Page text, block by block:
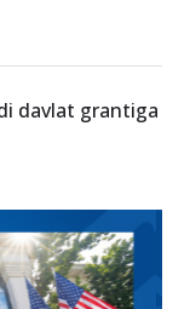
davlat grantiga